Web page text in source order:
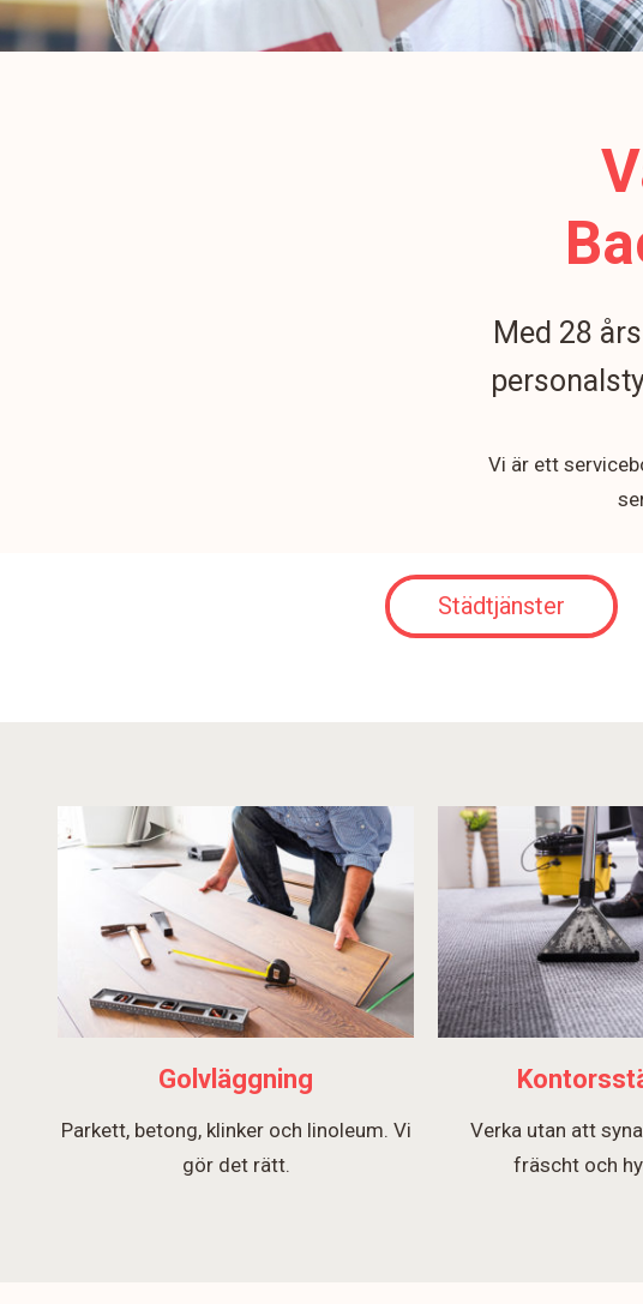
Med 28
Vi är ett
Städtjänster
Golvläggning
Parkett, betong, klinker och linoleum. Vi
gör det rätt.
Verka utan att
fräscht och